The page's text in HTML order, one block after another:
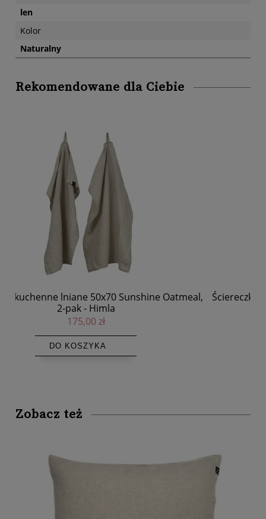
len
Kolor
Naturalny
Rekomendowane dla Ciebie
Ściereczki kuchenne lniane 50x70 Sunshine Sage,
zielone, 2-pak - Himla
175,00 zł
DO KOSZYKA
Zobacz też